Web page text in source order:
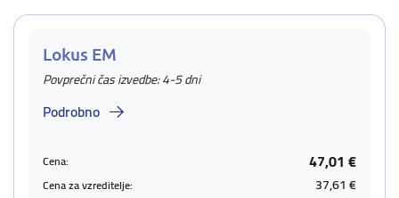
Lokus EM
Povprečni čas izvedbe: 4-5 dni
Podrobno
Cena: 47,01 €
Cena za vzreditelje: 37,61 €